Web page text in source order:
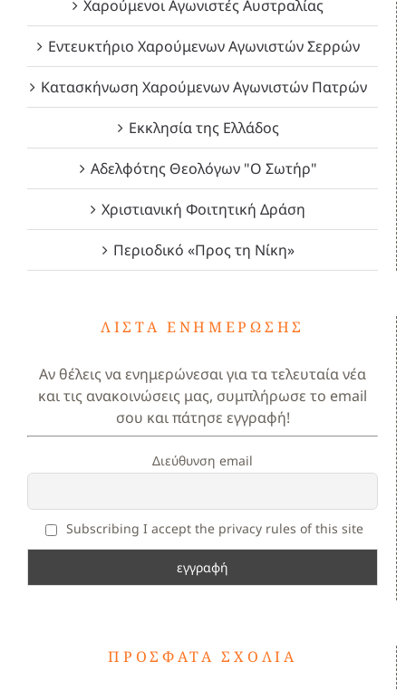
Χαρούμενοι Αγωνιστές Αυστραλίας
Εντευκτήριο Χαρούμενων Αγωνιστών Σερρών
Κατασκήνωση Χαρούμενων Αγωνιστών Πατρών
Εκκλησία της Ελλάδος
Αδελφότης Θεολόγων "Ο Σωτήρ"
Χριστιανική Φοιτητική Δράση
Περιοδικό «Προς τη Νίκη»
ΛΊΣΤΑ ΕΝΗΜΈΡΩΣΗΣ
Αν θέλεις να ενημερώνεσαι για τα τελευταία νέα
και τις ανακοινώσεις μας, συμπλήρωσε το email
σου και πάτησε εγγραφή!
Διεύθυνση email
Subscribing I accept the privacy rules of this site
ΠΡΌΣΦΑΤΑ ΣΧΌΛΙΑ